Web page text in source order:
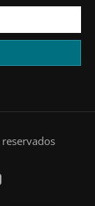
FR